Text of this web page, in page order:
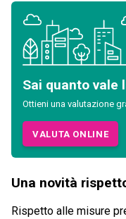
Sai quanto vale
Ottieni una valutazione
VALUTA ONLINE
Una novità
Rispetto alle misure